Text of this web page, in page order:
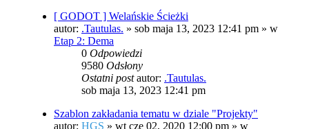
[ GODOT ] Welańskie Ścieżki
autor: .Tautulas. » sob maja 13, 2023 12:41 pm » w
Etap 2: Dema
0 Odpowiedzi
9580 Odsłony
Ostatni postautor: .Tautulas.
sob maja 13, 2023 12:41 pm
Szablon zakładania tematu w dziale "Projekty"
autor: HGS » wt cze 02, 2020 12:00 pm » w